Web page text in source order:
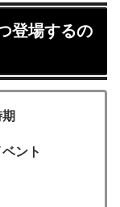
登場するの
ント